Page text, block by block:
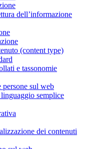
dell’informazione
(content type)
e tassonomie
sul web
semplice
dei contenuti